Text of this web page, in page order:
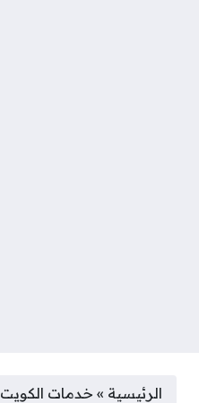
الرئيسية » خدمات الكويت